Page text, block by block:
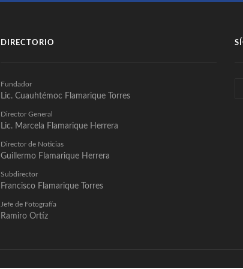
DIRECTORIO
Fundador
Lic. Cuauhtémoc Flamarique Torres
Director General
Lic. Marcela Flamarique Herrera
Director de Noticias
Guillermo Flamarique Herrera
Subdirector
Francisco Flamarique Torres
Jefe de Fotografía
Ramiro Ortíz